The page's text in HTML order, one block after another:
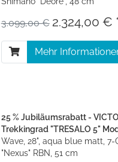
3.099,00 € 2.324,00 €
Mehr
25 % Jubiläumsrabatt -
Trekkingrad "TRESALO 5"
Wave, 28", aqua blue matt, 7-
"Nexus" RBN, 51 cm